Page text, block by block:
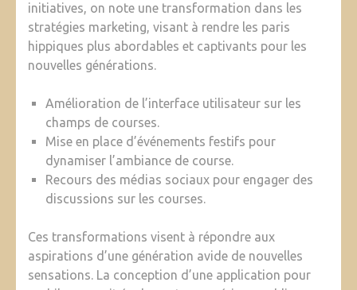
initiatives, on note une transformation dans les
stratégies marketing, visant à rendre les paris
hippiques plus abordables et captivants pour les
nouvelles générations.
Amélioration de l’interface utilisateur sur les
champs de courses.
Mise en place d’événements festifs pour
dynamiser l’ambiance de course.
Recours des médias sociaux pour engager des
discussions sur les courses.
Ces transformations visent à répondre aux
aspirations d’une génération avide de nouvelles
sensations. La conception d’une application pour